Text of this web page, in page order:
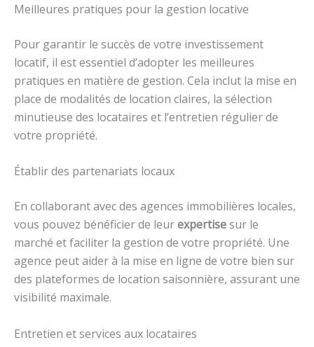
Meilleures pratiques pour la gestion locative
Pour garantir le succès de votre investissement
locatif, il est essentiel d’adopter les meilleures
pratiques en matière de gestion. Cela inclut la mise en
place de modalités de location claires, la sélection
minutieuse des locataires et l’entretien régulier de
votre propriété.
Établir des partenariats locaux
En collaborant avec des agences immobilières locales,
vous pouvez bénéficier de leurexpertisesur le
marché et faciliter la gestion de votre propriété. Une
agence peut aider à la mise en ligne de votre bien sur
des plateformes de location saisonnière, assurant une
visibilité maximale.
Entretien et services aux locataires